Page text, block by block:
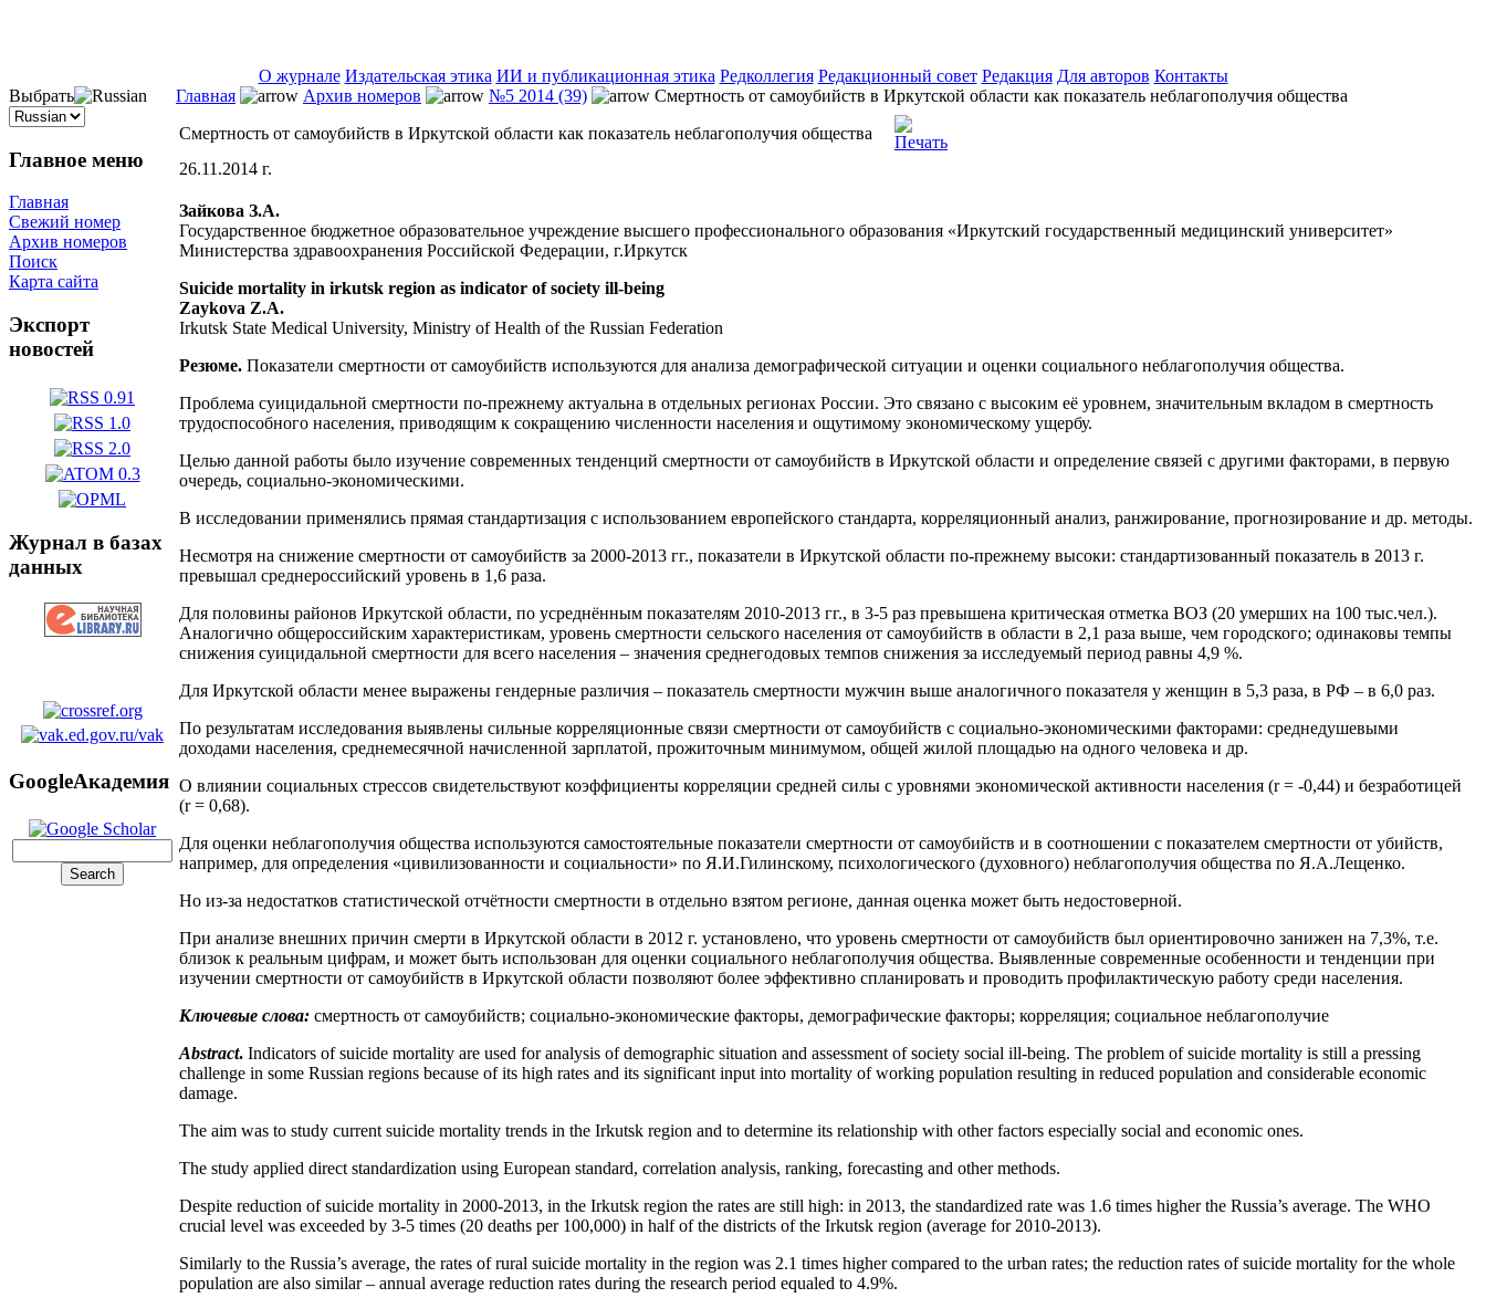
О журнале Издательская этика ИИ и публикационная этика Редколлегия Редакционный совет Редакция Для авторов Контакты
Выбрать
Главное меню
Главная
Свежий номер
Архив номеров
Поиск
Карта сайта
Экспорт
новостей
Журнал в базах
данных
GoogleАкадемия
Главная Архив номеров №5 2014 (39)
Смертность от самоубийств в Иркутской области как показатель неблагополучия общества
Смертность от самоубийств в Иркутской области как показатель неблагополучия общества
26.11.2014 г.
Зайкова З.А.
Государственное бюджетное образовательное учреждение высшего профессионального образования «Иркутский государственный медицинский университет»
Министерства здравоохранения Российской Федерации, г.Иркутск
Suicide mortality in irkutsk region as indicator of society ill-being
Zaykova Z.A.
Irkutsk State Medical University, Ministry of Health of the Russian Federation
Резюме. Показатели смертности от самоубийств используются для анализа демографической ситуации и оценки социального неблагополучия общества.
Проблема суицидальной смертности по-прежнему актуальна в отдельных регионах России. Это связано с высоким её уровнем, значительным вкладом в смертность
трудоспособного населения, приводящим к сокращению численности населения и ощутимому экономическому ущербу.
Целью данной работы было изучение современных тенденций смертности от самоубийств в Иркутской области и определение связей с другими факторами, в первую
очередь, социально-экономическими.
В исследовании применялись прямая стандартизация с использованием европейского стандарта, корреляционный анализ, ранжирование, прогнозирование и др. методы.
Несмотря на снижение смертности от самоубийств за 2000-2013 гг., показатели в Иркутской области по-прежнему высоки: стандартизованный показатель в 2013 г.
превышал среднероссийский уровень в 1,6 раза.
Для половины районов Иркутской области, по усреднённым показателям 2010-2013 гг., в 3-5 раз превышена критическая отметка ВОЗ (20 умерших на 100 тыс.чел.).
Аналогично общероссийским характеристикам, уровень смертности сельского населения от самоубийств в области в 2,1 раза выше, чем городского; одинаковы темпы
снижения суицидальной смертности для всего населения – значения среднегодовых темпов снижения за исследуемый период равны 4,9 %.
Для Иркутской области менее выражены гендерные различия – показатель смертности мужчин выше аналогичного показателя у женщин в 5,3 раза, в РФ – в 6,0 раз.
По результатам исследования выявлены сильные корреляционные связи смертности от самоубийств с социально-экономическими факторами: среднедушевыми
доходами населения, среднемесячной начисленной зарплатой, прожиточным минимумом, общей жилой площадью на одного человека и др.
О влиянии социальных стрессов свидетельствуют коэффициенты корреляции средней силы с уровнями экономической активности населения (r = -0,44) и безработицей
(r = 0,68).
Для оценки неблагополучия общества используются самостоятельные показатели смертности от самоубийств и в соотношении с показателем смертности от убийств,
например, для определения «цивилизованности и социальности» по Я.И.Гилинскому, психологического (духовного) неблагополучия общества по Я.А.Лещенко.
Но из-за недостатков статистической отчётности смертности в отдельно взятом регионе, данная оценка может быть недостоверной.
При анализе внешних причин смерти в Иркутской области в 2012 г. установлено, что уровень смертности от самоубийств был ориентировочно занижен на 7,3%, т.е.
близок к реальным цифрам, и может быть использован для оценки социального неблагополучия общества. Выявленные современные особенности и тенденции при
изучении смертности от самоубийств в Иркутской области позволяют более эффективно спланировать и проводить профилактическую работу среди населения.
Ключевые слова: смертность от самоубийств; социально-экономические факторы, демографические факторы; корреляция; социальное неблагополучие
Abstract. Indicators of suicide mortality are used for analysis of demographic situation and assessment of society social ill-being. The problem of suicide mortality is still a pressing
challenge in some Russian regions because of its high rates and its significant input into mortality of working population resulting in reduced population and considerable economic
damage.
The aim was to study current suicide mortality trends in the Irkutsk region and to determine its relationship with other factors especially social and economic ones.
The study applied direct standardization using European standard, correlation analysis, ranking, forecasting and other methods.
Despite reduction of suicide mortality in 2000-2013, in the Irkutsk region the rates are still high: in 2013, the standardized rate was 1.6 times higher the Russia’s average. The WHO
crucial level was exceeded by 3-5 times (20 deaths per 100,000) in half of the districts of the Irkutsk region (average for 2010-2013).
Similarly to the Russia’s average, the rates of rural suicide mortality in the region was 2.1 times higher compared to the urban rates; the reduction rates of suicide mortality for the whole
population are also similar – annual average reduction rates during the research period equaled to 4.9%.